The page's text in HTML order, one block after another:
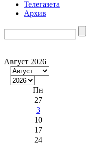
Телегазета
Архив
Август 2026
Пн
27
3
10
17
24